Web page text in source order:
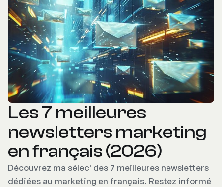
Les 7 meilleures
newsletters marketing
en français (2026)
Découvrez ma sélec' des 7 meilleures newsletters
dédiées au marketing en français. Restez informé